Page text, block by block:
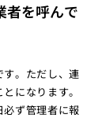
者を呼んで
。ただし、連
になります。
ず管理者に報